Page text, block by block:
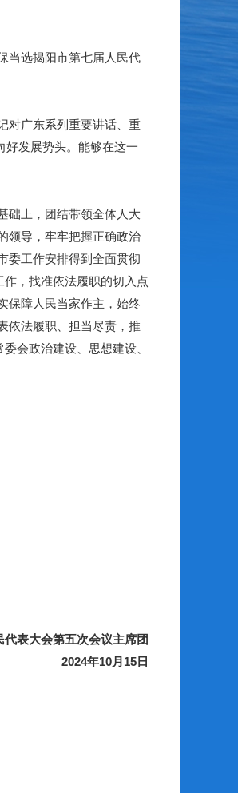
当选揭阳市第七届人民代
对广东系列重要讲话、重
好发展势头。能够在这一
础上，团结带领全体人大
领导，牢牢把握正确政治
委工作安排得到全面贯彻
，找准依法履职的切入点
保障人民当家作主，始终
依法履职、担当尽责，推
会政治建设、思想建设、
表大会第五次会议主席团
2024年10月15日